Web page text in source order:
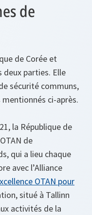
de
de Corée et
deux parties. Elle
sécurité communs,
ci-après.
la République de
de
qui a lieu chaque
avec l’Alliance
OTAN pour
situé à Tallinn
activités de la